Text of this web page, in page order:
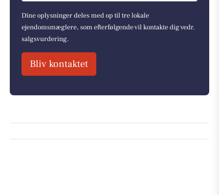
Dine oplysninger deles med op til tre lokale
ejendomsmæglere, som efterfølgende vil kontakte dig vedr.
salgsvurdering.
Bliv kontaktet